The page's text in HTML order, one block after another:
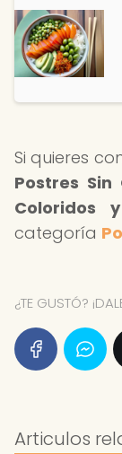
Si quieres
Postres
Coloridos
categoría
¿TE GUSTÓ?
Articulos